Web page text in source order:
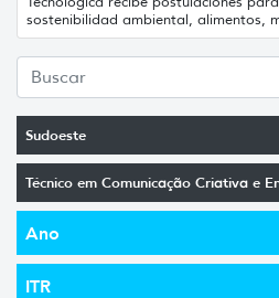
Sudoeste
Técnico em Comunicação Criativa e
Ano
ITR
sostenibilidad ambiental, alimentos,